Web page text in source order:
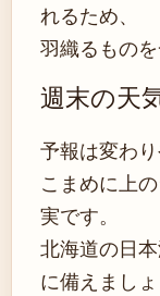
れるため、
羽織るものを
週末の天
予報は変わり
こまめに上
実です。
北海道の日
に備えましょ